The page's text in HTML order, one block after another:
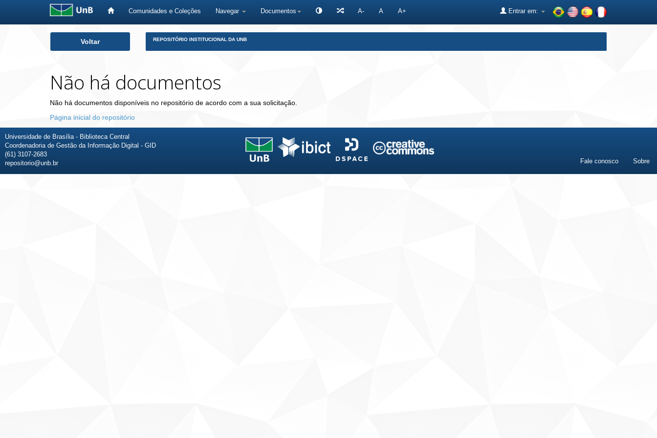
Comunidades e Coleções Navegar Documentos A- A A+ Entrar em:
Voltar REPOSITÓRIO INSTITUCIONAL DA UNB
Não há documentos
Não há documentos disponíveis no repositório de acordo com a sua solicitação.
Página inicial do repositório
Universidade de Brasília - Biblioteca Central
Coordenadoria de Gestão da Informação Digital - GID
(61) 3107-2683
repositorio@unb.br
Fale conosco Sobre